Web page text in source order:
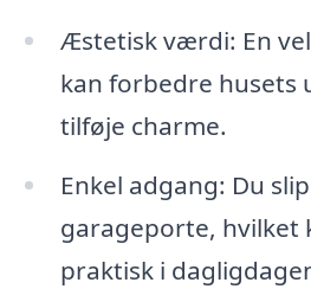
Æstetisk værdi: En
kan forbedre husets
tilføje charme.
Enkel adgang: Du
garageporte, hvilket
praktisk i